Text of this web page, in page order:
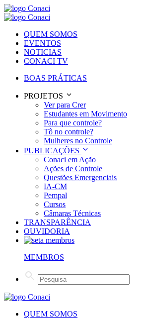
QUEM SOMOS
EVENTOS
NOTICIAS
CONACI TV
BOAS PRÁTICAS
PROJETOS
Ver para Crer
Estudantes em Movimento
Para que controle?
Tô no controle?
Mulheres no Controle
PUBLICAÇÕES
Conaci em Ação
Ações de Controle
Questões Emergenciais
IA-CM
Pempal
Cursos
Câmaras Técnicas
TRANSPARÊNCIA
OUVIDORIA
MEMBROS
QUEM SOMOS